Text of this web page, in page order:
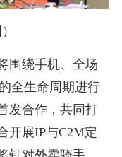
围绕手机、全场
全生命周期进行
发合作，共同打
开展IP与C2M定